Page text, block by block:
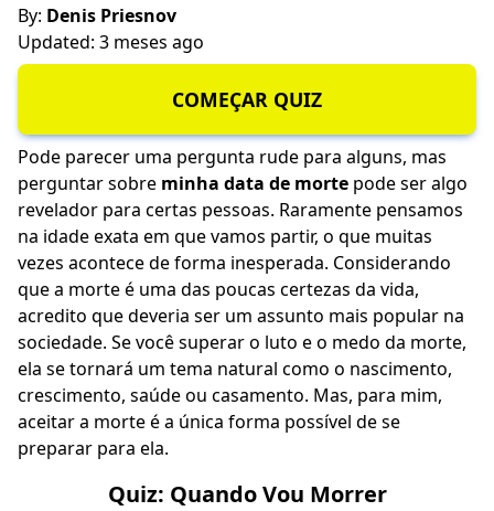
By: Denis Priesnov
Updated: 3 meses ago
COMEÇAR QUIZ
Pode parecer uma pergunta rude para alguns, mas
perguntar sobre minha data de morte pode ser algo
revelador para certas pessoas. Raramente pensamos
na idade exata em que vamos partir, o que muitas
vezes acontece de forma inesperada. Considerando
que a morte é uma das poucas certezas da vida,
acredito que deveria ser um assunto mais popular na
sociedade. Se você superar o luto e o medo da morte,
ela se tornará um tema natural como o nascimento,
crescimento, saúde ou casamento. Mas, para mim,
aceitar a morte é a única forma possível de se
preparar para ela.
Quiz: Quando Vou Morrer